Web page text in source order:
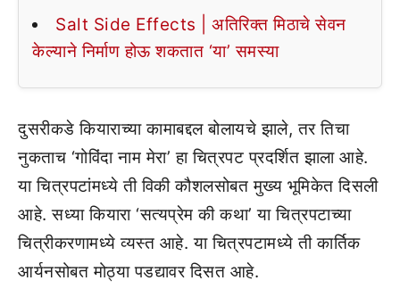
Salt Side Effects | अतिरिक्त मिठाचे सेवन
केल्याने निर्माण होऊ शकतात ‘या’ समस्या
दुसरीकडे कियाराच्या कामाबद्दल बोलायचे झाले, तर तिचा
नुकताच ‘गोविंदा नाम मेरा’ हा चित्रपट प्रदर्शित झाला आहे.
या चित्रपटांमध्ये ती विकी कौशलसोबत मुख्य भूमिकेत दिसली
आहे. सध्या कियारा ‘सत्यप्रेम की कथा’ या चित्रपटाच्या
चित्रीकरणामध्ये व्यस्त आहे. या चित्रपटामध्ये ती कार्तिक
आर्यनसोबत मोठ्या पडद्यावर दिसत आहे.